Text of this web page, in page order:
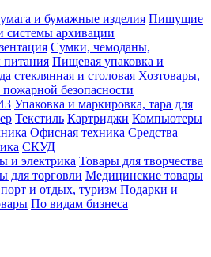
и бумажные изделия Пишущие
системы архивации
Сумки, чемоданы,
Пищевая упаковка и
стеклянная и столовая Хозтовары,
пожарной безопасности
Упаковка и маркировка, тара для
Текстиль Картриджи Компьютеры
Офисная техника Средства
СКУД
и электрика Товары для творчества
для торговли Медицинские товары
и отдых, туризм Подарки и
По видам бизнеса